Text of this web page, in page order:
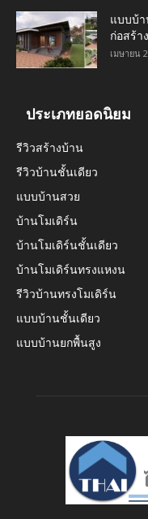
แบบบ้า
ก่อสร้า
เมษายน
ประเภทยอดนิยม
รีวิวสร้างบ้าน
รีวิวบ้านชั้นเดียว
แบบบ้านสวย
บ้านโมเดิร์น
บ้านโมเดิร์นชั้นเดียว
บ้านโมเดิร์นทรงแหงน
รีวิวบ้านทรงโมเดิร์น
แบบบ้านชั้นเดียว
แบบบ้านยกพื้นสูง